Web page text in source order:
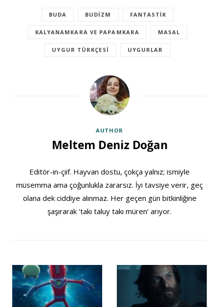
BUDA BUDIZM FANTASTIK
KALYANAMKARA VE PAPAMKARA MASAL
UYGUR TÜRKÇESI UYGURLAR
AUTHOR
Meltem Deniz Doğan
Editör-in-çiif. Hayvan dostu, çokça yalnız; ismiyle
müsemma ama çoğunlukla zararsız. İyi tavsiye verir, geç
olana dek ciddiye alınmaz. Her geçen gün bitkinliğine
şaşırarak ‘takı taluy takı müren‘ arıyor.